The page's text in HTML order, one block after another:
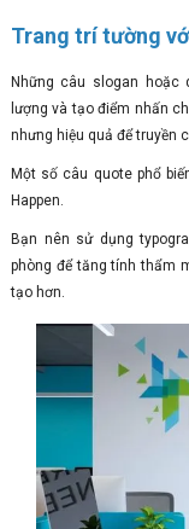
Trang trí tường
Những câu slogan hoặc
lượng và tạo điểm nhấn
nhưng hiệu quả để truyền
Một số câu quote phổ
Happen.
Bạn nên sử dụng
phòng để tăng tính thẩm
tạo hơn.